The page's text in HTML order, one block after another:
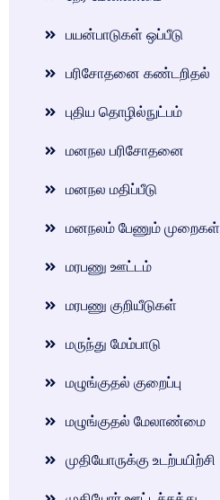
பயன்பாடுகள் ஒப்பீடு
பரிசோதனை கண்டறிதல்
புதிய தொழில்நுட்பம்
மனநல பரிசோதனை
மனநல மதிப்பீடு
மனநலம் பேணும் முறைகள்
மரபணு ஊட்டம்
மரபணு குறியீடுகள்
மருந்து மேம்பாடு
மழுங்குதல் குறைப்பு
மழுங்குதல் மேலாண்மை
முதியோருக்கு உடற்பயிற்சி